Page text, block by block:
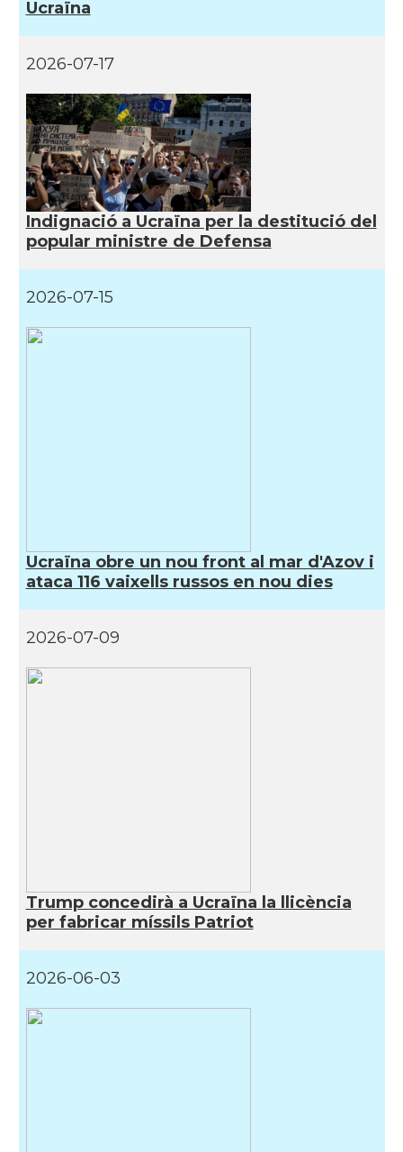
Ucraïna
2026-07-17
Indignació a Ucraïna per la destitució del
popular ministre de Defensa
2026-07-15
Ucraïna obre un nou front al mar d'Azov i
ataca 116 vaixells russos en nou dies
2026-07-09
Trump concedirà a Ucraïna la llicència
per fabricar míssils Patriot
2026-06-03